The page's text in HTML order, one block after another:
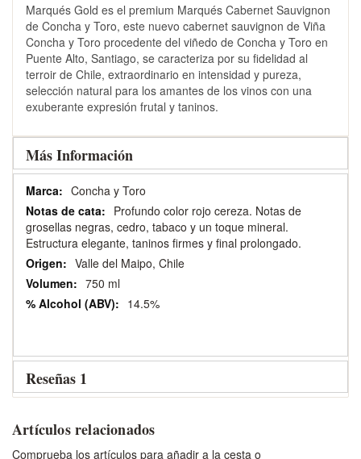
Marqués Gold es el premium Marqués Cabernet Sauvignon
de Concha y Toro, este nuevo cabernet sauvignon de Viña
Concha y Toro procedente del viñedo de Concha y Toro en
Puente Alto, Santiago, se caracteriza por su fidelidad al
terroir de Chile, extraordinario en intensidad y pureza,
selección natural para los amantes de los vinos con una
exuberante expresión frutal y taninos.
Más Información
Más
Información
Concha y Toro
Profundo color rojo cereza. Notas de
grosellas negras, cedro, tabaco y un toque mineral.
Estructura elegante, taninos firmes y final prolongado.
Valle del Maipo, Chile
750 ml
14.5%
Reseñas 1
Artículos relacionados
Comprueba los artículos para añadir a la cesta o